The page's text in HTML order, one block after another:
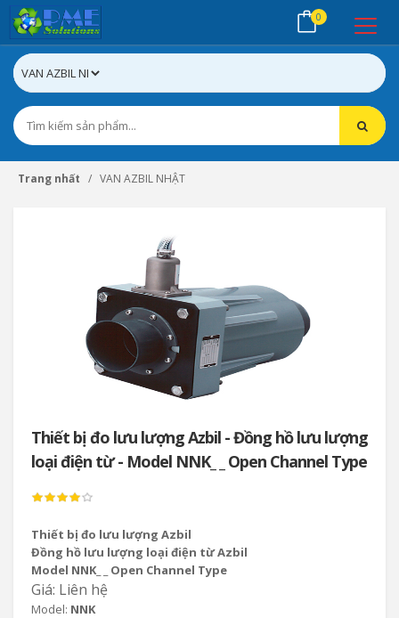
0
Trang nhất VAN AZBIL NHẬT
Thiết bị đo lưu lượng Azbil - Đồng hồ lưu lượng
loại điện từ - Model NNK_ _ Open Channel Type
Thiết bị đo lưu lượng Azbil
Đồng hồ lưu lượng loại điện từ Azbil
Model NNK_ _ Open Channel Type
Giá: Liên hệ
Model: NNK